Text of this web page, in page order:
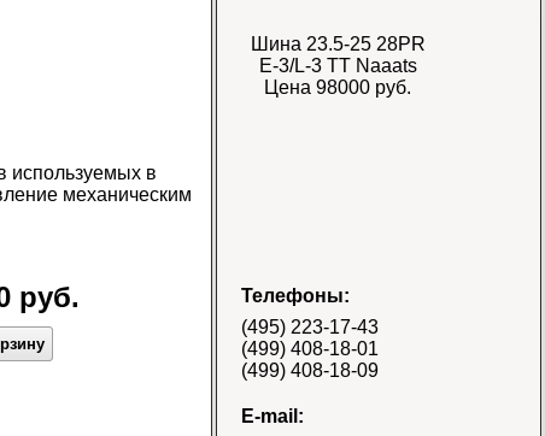
используемых в
механическим
руб.
Шина 23.5-25 28PR
E-3/L-3 TT Naaats
Цена 98000 руб.
Шина 17.5-25 28PR
E-3/L-3 TT Naaats
Цена 48000 руб.
Телефоны:
(495) 223-17-43
(499) 408-18-01
(499) 408-18-09
E-mail: